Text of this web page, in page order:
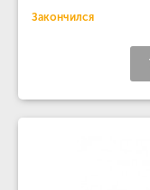
Закончился